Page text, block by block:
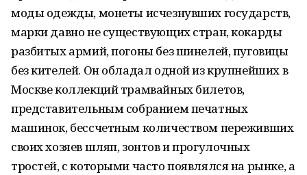
моды одежды, монеты исчезнувших государств,
марки давно не существующих стран, кокарды
разбитых армий, погоны без шинелей, пуговицы
без кителей. Он обладал одной из крупнейших в
Москве коллекций трамвайных билетов,
представительным собранием печатных
машинок, бессчетным количеством переживших
своих хозяев шляп, зонтов и прогулочных
тростей, с которыми часто появлялся на рынке, а